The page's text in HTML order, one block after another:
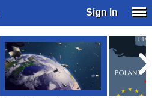
Sign In